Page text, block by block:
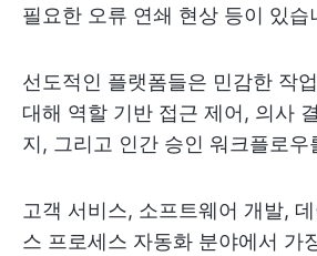
필요한 오류 연쇄 현상 등이 있습
선도적인 플랫폼들은 민감한 작
대해 역할 기반 접근 제어, 의사
지, 그리고 인간 승인 워크플로우
고객 서비스, 소프트웨어 개발,
스 프로세스 자동화 분야에서 가